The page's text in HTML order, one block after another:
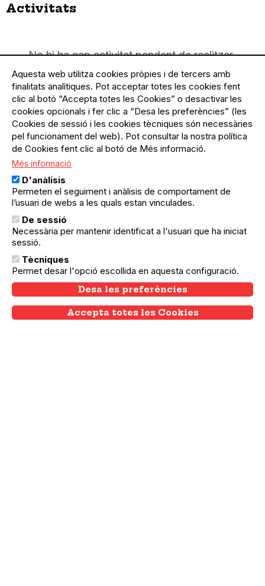
Activitats
No hi ha cap activitat pendent de realitzar-
Activitats en què col·labora
L’agenda del teixit
associatiu i comunitari de
Amb el suport de:
Aquesta web utilitza cookies pròpies i de tercers amb
finalitats analítiques. Pot acceptar totes les cookies fent
clic al botó “Accepta totes les Cookies” o desactivar les
cookies opcionals i fer clic a “Desa les preferències” (les
Cookies de sessió i les cookies tècniques són necessàries
pel funcionament del web). Pot consultar la nostra política
de Cookies fent clic al botó de Més informació.
Més informació
D'anàlisis
Permeten el seguiment i anàlisis de comportament de
l’usuari de webs a les quals estan vinculades.
De sessió
Necessària per mantenir identificat a l'usuari que ha iniciat
sessió.
Tècniques
Permet desar l'opció escollida en aquesta configuració.
Desa les preferències
Accepta totes les Cookies
Withdraw consent